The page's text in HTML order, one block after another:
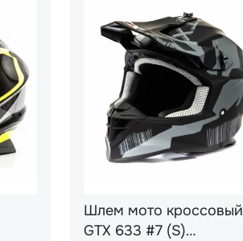
Шлем мото кроссовый
GTX 633 #7 (S)